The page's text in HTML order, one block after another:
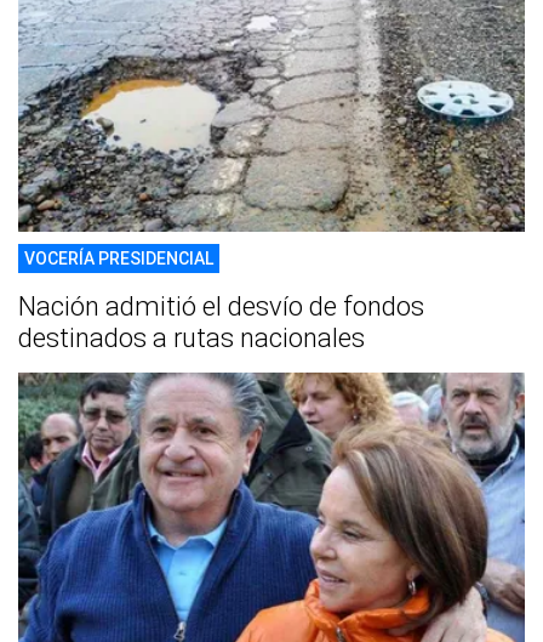
VOCERÍA PRESIDENCIAL
Nación admitió el desvío de fondos
destinados a rutas nacionales